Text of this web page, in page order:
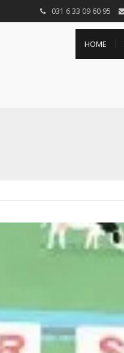
031 6 33 09 60 95
HOME